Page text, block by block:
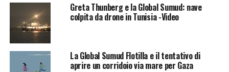
Greta Thunberg e la Global Sumud: nave
colpita da drone in Tunisia -Video
La Global Sumud Flotilla e il tentativo di
aprire un corridoio via mare per Gaza